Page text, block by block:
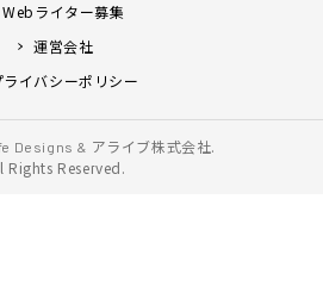
Webライター募集
運営会社
ライバシーポリシー
Designs & アライブ株式会社.
Rights Reserved.